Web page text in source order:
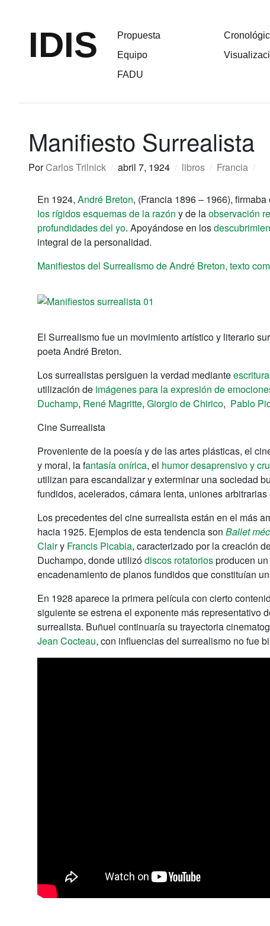
IDIS
Propuesta
Equipo
FADU
Manifiesto Surrealista
PorCarlos Trilnick / abril 7, 1924 / libros / Francia /
En 1924, André Breton, (Francia 1896 – 1966),
los rígidos esquemas de la razón y de laobservación
profundidades del yo. Apoyándose en los
integral de la personalidad.
Manifiestos del Surrealismo de André Breton, texto
El Surrealismo fue un movimiento artístico y literario
poeta André Breton.
Los surrealistas persiguen la verdad mediante
utilización de imágenes para la expresión de
Duchamp, René Magritte, Giorgio de Chirico, Pablo
Cine Surrealista
Proveniente de la poesía y de las artes plásticas, el
y moral, la fantasía onírica, el humor desaprensivo y
utilizan para escandalizar y exterminar una sociedad
fundidos, acelerados, cámara lenta, uniones
Los precedentes del cine surrealista están en el más
hacia 1925. Ejemplos de esta tendencia son Ballet
Clairy Francis Picabia, caracterizado por la creación
Duchampo, donde utilizódiscos rotatoriosproducen
encadenamiento de planos fundidos que constituían
En 1928 aparece la primera película con cierto
siguiente se estrena el exponente más representativo
surrealista. Buñuel continuaría su trayectoria
Jean Cocteau, con influencias del surrealismo no fue